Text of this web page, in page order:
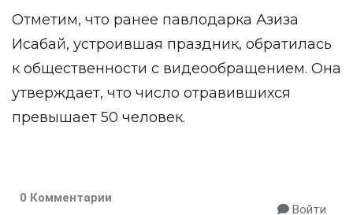
Отметим, что ранее павлодарка Азиза
Исабай, устроившая праздник, обратилась
к общественности с видеообращением. Она
утверждает, что число отравившихся
превышает 50 человек.
0 Комментарии
Войти